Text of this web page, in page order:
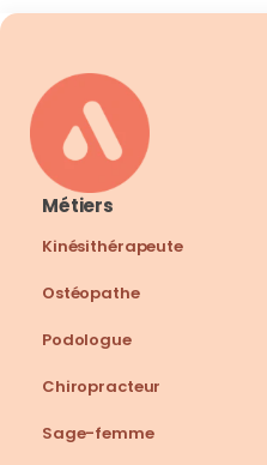
Métiers
Ostéopathe
Podologue
Chiropracteur
Kinésithérapeute
Sage-femme